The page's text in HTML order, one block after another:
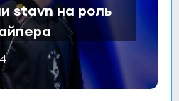
stavn на роль